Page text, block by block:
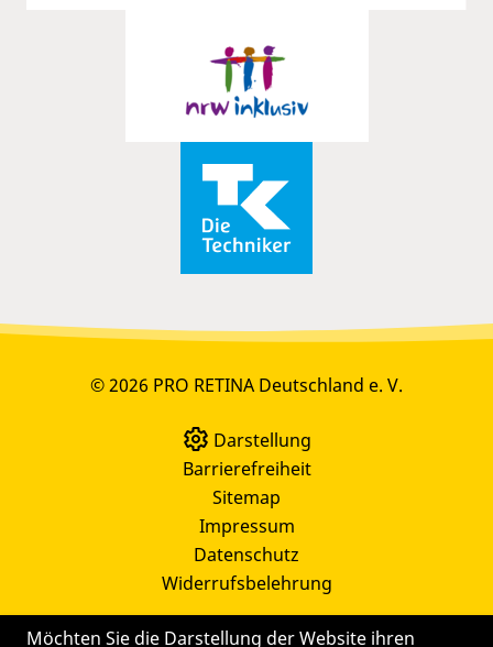
Möchten Sie die Darstellung der Website ihren
© 2026 PRO RETINA Deutschland e. V.
Darstellung
Barrierefreiheit
Sitemap
Impressum
Datenschutz
Widerrufsbelehrung